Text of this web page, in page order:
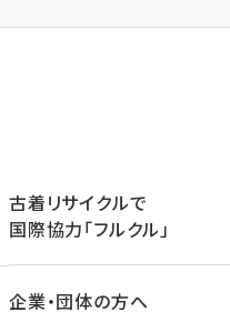
古着リサイクルで
国際協力「フルクル」
企業・団体の方へ